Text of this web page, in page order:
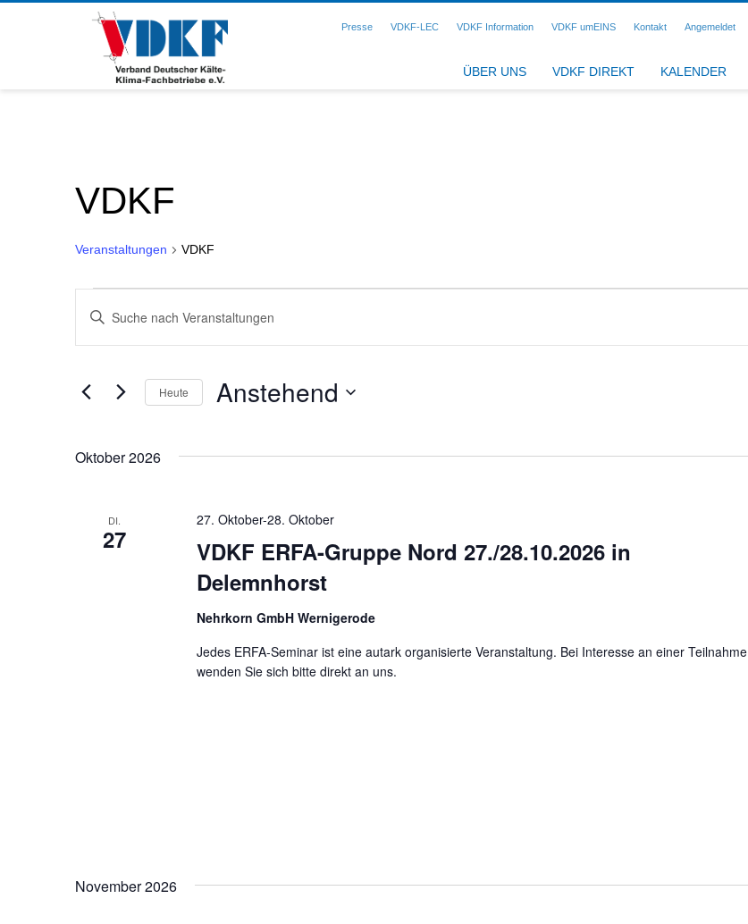
Presse VDKF-LEC VDKF Information VDKF umEINS Kontakt Angemeldet
ÜBER UNS VDKF DIREKT KALENDER
VDKF
Veranstaltungen VDKF
Veranstaltungen
Veranstaltungen
Such-
und
Ansichtennavigation
Geben
Das
Suche
Heute Anstehend
Oktober 2026
DI.
27
VDKF ERFA-Gruppe Nord 27./28.10.2026 in
Delemnhorst
27. Oktober-28. Oktober
Nehrkorn GmbH Wernigerode
Jedes ERFA-Seminar ist eine autark organisierte Veranstaltung. Bei Interesse an einer Teilnahme
wenden Sie sich bitte direkt an uns.
November 2026